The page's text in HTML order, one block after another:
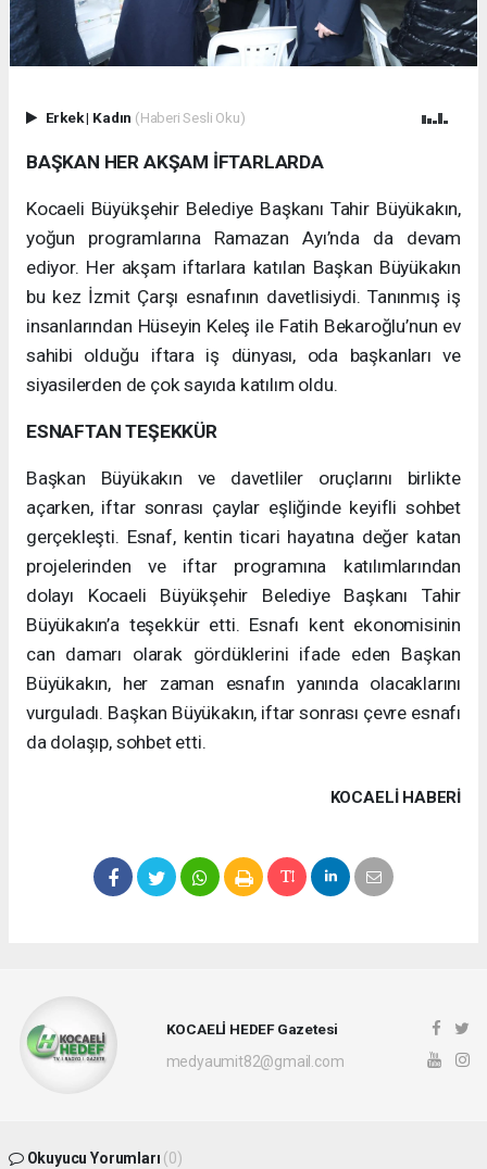
Erkek| Kadın (Haberi Sesli Oku)
BAŞKAN HER AKŞAM İFTARLARDA
Kocaeli Büyükşehir Belediye Başkanı Tahir Büyükakın,
yoğun programlarına Ramazan Ayı’nda da devam
ediyor. Her akşam iftarlara katılan Başkan Büyükakın
bu kez İzmit Çarşı esnafının davetlisiydi. Tanınmış iş
insanlarından Hüseyin Keleş ile Fatih Bekaroğlu’nun ev
sahibi olduğu iftara iş dünyası, oda başkanları ve
siyasilerden de çok sayıda katılım oldu.
ESNAFTAN TEŞEKKÜR
Başkan Büyükakın ve davetliler oruçlarını birlikte
açarken, iftar sonrası çaylar eşliğinde keyifli sohbet
gerçekleşti. Esnaf, kentin ticari hayatına değer katan
projelerinden ve iftar programına katılımlarından
dolayı Kocaeli Büyükşehir Belediye Başkanı Tahir
Büyükakın’a teşekkür etti. Esnafı kent ekonomisinin
can damarı olarak gördüklerini ifade eden Başkan
Büyükakın, her zaman esnafın yanında olacaklarını
vurguladı. Başkan Büyükakın, iftar sonrası çevre esnafı
da dolaşıp, sohbet etti.
KOCAELI HABERİ
KOCAELİ HEDEF Gazetesi
medyaumit82@gmail.com
Okuyucu Yorumları (0)